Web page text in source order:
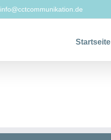
info@cctcommunikation.de
Startseite